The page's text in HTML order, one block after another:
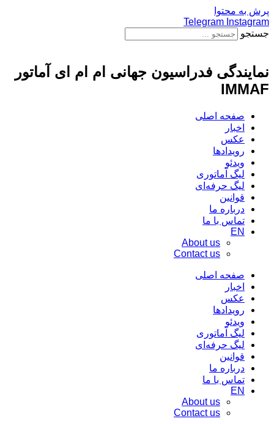
پرش به محتوا
Telegram Instagram
جستجو
نمایندگی فدراسیون جهانی ام ام ای آماتور
IMMAF
صفحه اصلی
اخبار
عکس
رویدادها
ویدئو
لیگ آماتوری
لیگ حرفه‌ای
قوانین
درباره ما
تماس با ما
EN
About us
Contact us
صفحه اصلی
اخبار
عکس
رویدادها
ویدئو
لیگ آماتوری
لیگ حرفه‌ای
قوانین
درباره ما
تماس با ما
EN
About us
Contact us